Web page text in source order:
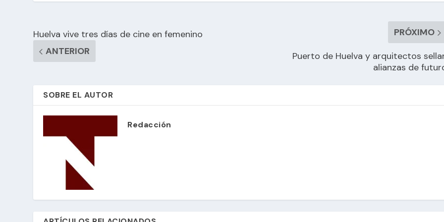
Huelva vive tres días de cine en femenino
ANTERIOR
PRÓXIMO
Puerto de Huelva y arquitectos
alianzas de
SOBRE EL AUTOR
Redacción